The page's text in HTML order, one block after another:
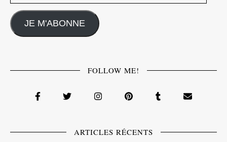
JE M'ABONNE
FOLLOW ME!
ARTICLES RÉCENTS